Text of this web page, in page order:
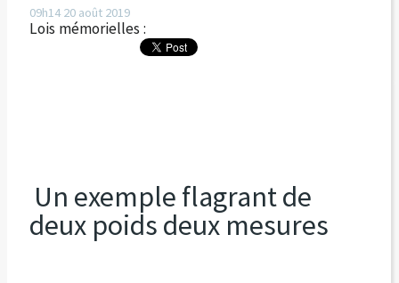
09h14 20 août 2019
Lois mémorielles :
Un exemple flagrant de
deux poids deux mesures